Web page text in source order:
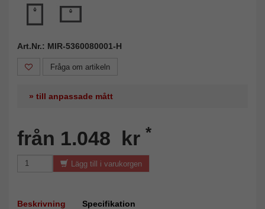
Art.Nr.: MIR-5360080001-H
Fråga om artikeln
» till anpassade mått
från 1.048 kr *
Lägg till i varukorgen
Beskrivning Specifikation